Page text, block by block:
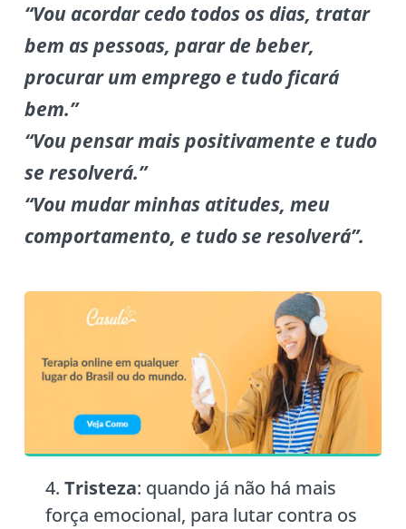
“Vou acordar cedo todos os dias, tratar
bem as pessoas, parar de beber,
procurar um emprego e tudo ficará
bem.”
“Vou pensar mais positivamente e tudo
se resolverá.”
“Vou mudar minhas atitudes, meu
comportamento, e tudo se resolverá”.
Tristeza: quando já não há mais
força emocional, para lutar contra os